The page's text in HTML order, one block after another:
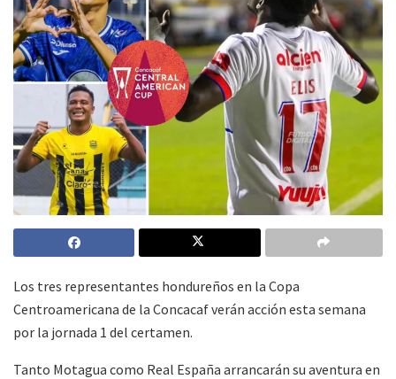
Los tres representantes hondureños en la Copa
Centroamericana de la Concacaf verán acción esta semana
por la jornada 1 del certamen.
Tanto Motagua como Real España arrancarán su aventura en